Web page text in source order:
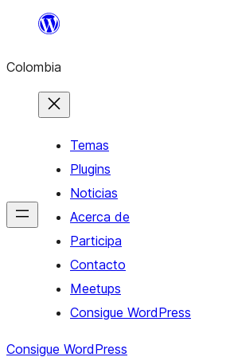
Saltar
contenido
Colombia
Temas
Plugins
Noticias
Acerca de
Participa
Contacto
Meetups
Consigue WordPress
Consigue WordPress